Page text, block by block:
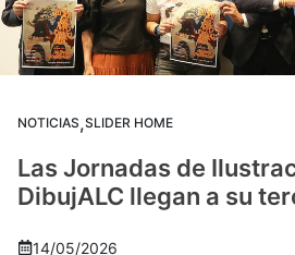
NOTICIAS,SLIDER HOME
Las Jornadas de
DibujALC llegan a su
14/05/2026